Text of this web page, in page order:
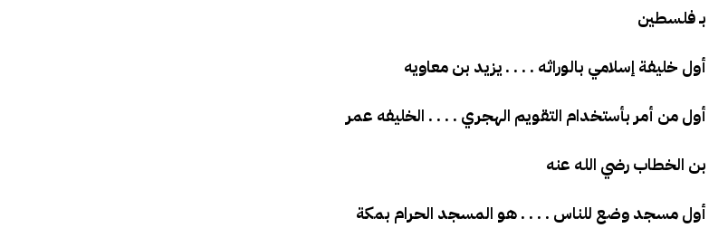
بـ فلسطين
أول خليفة إسلامي بالوراثه . . . . يزيد بن معاويه
أول من أمر بأستخدام التقويم الهجري . . . . الخليفه عمر
بن الخطاب رضي الله عنه
أول مسجد وضع للناس . . . . هو المسجد الحرام بمكة